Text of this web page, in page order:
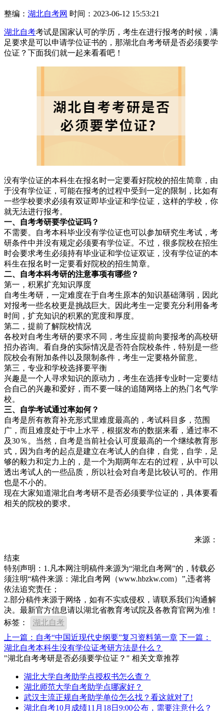
整编： 湖北自考网 时间：2023-06-12 15:53:21
湖北自考考试是国家认可的学历，考生在进行报考的时候，满
足要求是可以申请学位证书的，那湖北自考考研是否必须要学
位证？下面我们就一起来看看吧！
没有学位证的本科生在报名时一定要看好院校的招生简章，由
于没有学位证，可能在报考的过程中受到一定的限制，比如有
一些学校要求必须有双证即毕业证和学位证，这样的学校，你
就无法进行报考。
一、自考考研要学位证吗？
不需要。自考本科毕业没有学位证也可以参加研究生考试，考
研条件中并没有规定必须要有学位证。不过，很多院校在招生
时会要求考生必须持有毕业证和学位证双证，没有学位证的本
科生在报名时一定要看好院校的招生简章。
二、自考本科考研的注意事项有哪些？
第一，积累扩充知识厚度
自考生考研，一定难度在于自考生原本的知识基础薄弱，因此
对报考一些名校更是挑战巨大。因此考生一定要充分利用备考
时间，扩充知识的积累的宽度和厚度。
第二，提前了解院校情况
各校对自考生考研的要求不同，考生应提前向要报考的高校研
招办咨询。看自身的实际情况是否符合院校条件，特别是一些
院校会有附加条件以及限制条件，考生一定要格外留意。
第三，专业和学校选择要平衡
兴趣是一个人寻求知识的原动力，考生在选择专业时一定要结
合自己的兴趣和爱好，而不要一味的追随网络上的热门名气学
校。
三、自学考试通过率如何？
自考是所有教育补充形式里难度最高的，考试科目多，范围
广，而且难度处于中上水平，根据发布的数据来看，通过率不
及30％。当然，自考是当前社会认可度最高的一个继续教育形
式，因为自考的起点是建立在考试人的自律，自觉，自学，足
够的毅力和定力上的，是一个为期两年左右的过程，从中可以
透出考试人的一些品质，所以社会对自考是比较认可的。作用
也是不小的。
现在大家知道湖北自考考研不是否必须要学位证的，具体要看
相关的院校的要求。
来源：
结束
特别声明：1.凡本网注明稿件来源为“湖北自考网”的，转载必
须注明“稿件来源：湖北自考网（www.hbzkw.com）”,违者将
依法追究责任；
2.部分稿件来源于网络，如有不实或侵权，请联系我们沟通解
决。最新官方信息请以湖北省教育考试院及各教育官网为准！
标签：
湖北自考
上一篇：自考“中国近现代史纲要”复习资料第一章 下一篇：
湖北自考本科生没有学位证考研方法是什么？
"湖北自考考研是否必须要学位证？" 相关文章推荐
湖北大学自考助学点授权书怎么查？
湖北师范大学自考助学点哪家好？
武汉主流正规自考助学单位怎么找？看这就对了!
湖北自考10月成绩11月18日9:00公布，需要注意什么？